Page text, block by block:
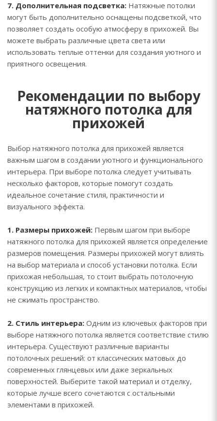
7. Дополнительная подсветка: Натяжные потолки
могут быть дополнительно оснащены подсветкой, что
позволяет создать особую атмосферу в прихожей. Вы
можете выбрать различные цвета света или
использовать теплые оттенки для создания уютного и
приятного освещения.
Рекомендации по выбору
натяжного потолка для
прихожей
Выбор натяжного потолка для прихожей является
важным шагом в создании уютного и функционального
интерьера. При выборе потолка следует учитывать
несколько факторов, которые помогут создать
идеальное сочетание стиля, практичности и
визуального эффекта.
1. Размеры прихожей: Первым шагом при выборе
натяжного потолка для прихожей является определение
размеров помещения. Размеры прихожей могут влиять
на выбор материала и способ установки потолка. Если
прихожая небольшая, то стоит выбрать потолочную
конструкцию из легких и компактных материалов, чтобы
не сжимать пространство.
2. Стиль интерьера: Одним из ключевых факторов при
выборе натяжного потолка является соответствие стилю
интерьера. Существуют различные варианты
потолочных решений: от классических матовых до
современных глянцевых или даже зеркальных
поверхностей. Выберите такой материал и отделку,
которые лучше всего сочетаются с остальными
элементами в прихожей.